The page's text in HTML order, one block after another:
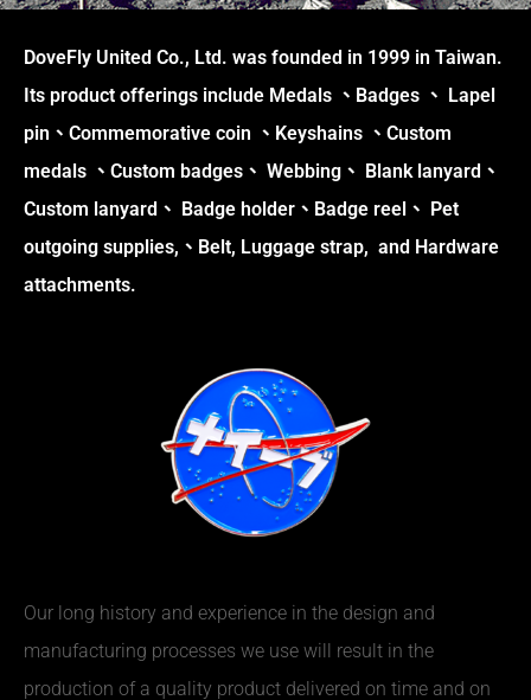
DoveFly United Co., Ltd. was founded in 1999 in Taiwan.
Its product offerings include Medals 、Badges 、 Lapel
pin、Commemorative coin 、Keyshains 、Custom
medals 、Custom badges、 Webbing、 Blank lanyard、
Custom lanyard、 Badge holder、Badge reel、 Pet
outgoing supplies,、Belt, Luggage strap, and Hardware
attachments.
Our long history and experience in the design and
manufacturing processes we use will result in the
production of a quality product delivered on time and on